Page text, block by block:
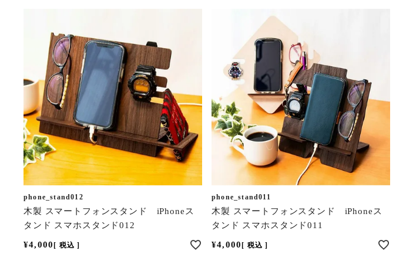
phone_stand012
木製 スマートフォンスタンド iPhoneス
タンド スマホスタンド012
¥4,000 税込
phone_stand011
木製 スマートフォンスタンド iPhoneス
タンド スマホスタンド011
¥4,000 税込